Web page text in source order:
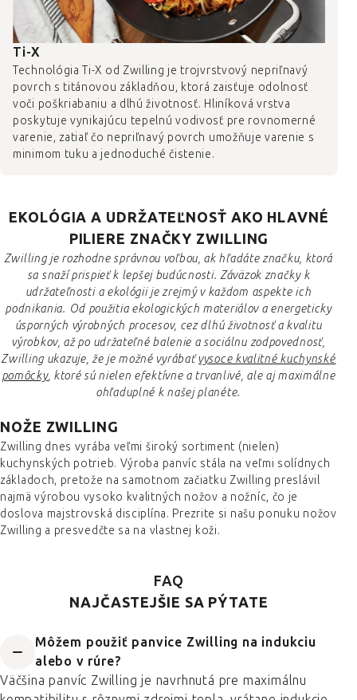
Ti-X
Technológia Ti-X od Zwilling je trojvrstvový nepriľnavý
povrch s titánovou základňou, ktorá zaisťuje odolnosť
voči poškriabaniu a dlhú životnosť. Hliníková vrstva
poskytuje vynikajúcu tepelnú vodivosť pre rovnomerné
varenie, zatiaľ čo nepriľnavý povrch umožňuje varenie s
minimom tuku a jednoduché čistenie.
EKOLÓGIA A UDRŽATEĽNOSŤ AKO HLAVNÉ
PILIERE ZNAČKY ZWILLING
Zwilling je rozhodne správnou voľbou, ak hľadáte značku, ktorá
sa snaží prispieť k lepšej budúcnosti. Záväzok značky k
udržateľnosti a ekológii je zrejmý v každom aspekte ich
podnikania. Od použitia ekologických materiálov a energeticky
úsporných výrobných procesov, cez dlhú životnosť a kvalitu
výrobkov, až po udržateľné balenie a sociálnu zodpovednosť,
Zwilling ukazuje, že je možné vyrábaťvysoce kvalitné kuchynské
pomôcky, ktoré sú nielen efektívne a trvanlivé, ale aj maximálne
ohľaduplné k našej planéte.
NOŽE ZWILLING
Zwilling dnes vyrába veľmi široký sortiment (nielen)
kuchynských potrieb. Výroba panvíc stála na veľmi solídnych
základoch, pretože na samotnom začiatku Zwilling preslávil
najmä výrobou vysoko kvalitných nožov a nožníc, čo je
doslova majstrovská disciplína. Prezrite si našu ponuku nožov
Zwilling a presvedčte sa na vlastnej koži.
FAQ
NAJČASTEJŠIE SA PÝTATE
Môžem použiť panvice Zwilling na indukciu
alebo v rúre?
Väčšina panvíc Zwilling je navrhnutá pre maximálnu